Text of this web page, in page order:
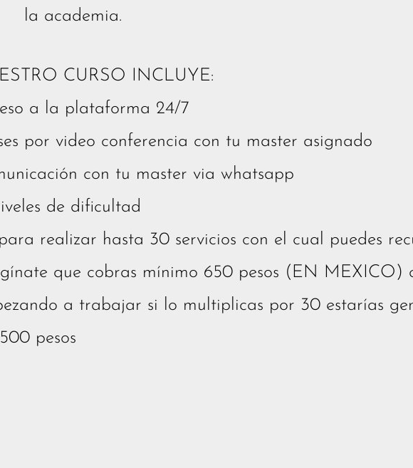
la academia.
CURSO INCLUYE:
a la plataforma 24/7
por video conferencia con tu master asignado
con tu master via whatsapp
de dificultad
realizar hasta 30 servicios con el cual puedes
que cobras mínimo 650 pesos (EN MEXICO)
a trabajar si lo multiplicas por 30 estarías
pesos